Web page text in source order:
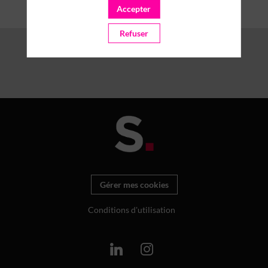
Gérer mes cookies
Conditions d'utilisation
Accepter
Refuser